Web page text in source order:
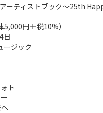
ーティストブック〜25th
5,000円＋税10%）
日
ージック
ト